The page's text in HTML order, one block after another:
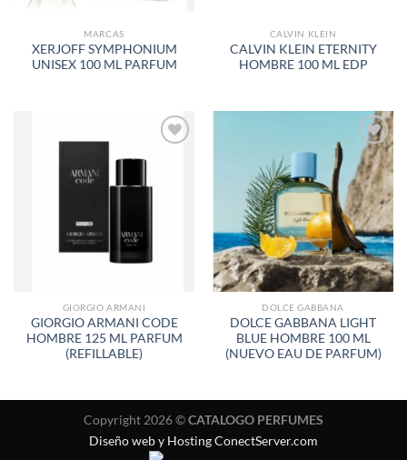
MARCAS
XERJOFF SYMPHONIUM
UNISEX 100 ML PARFUM
CALVIN KLEIN
CALVIN KLEIN ETERNITY
HOMBRE 100 ML EDP
AÑADIR
LISTA
GIORGIO ARMANI
GIORGIO ARMANI CODE
HOMBRE 125 ML PARFUM
(REFILLABLE)
AÑADIR
A LA
LISTA
DE
DESEOS
DOLCE GABBANA
DOLCE GABBANA LIGHT
BLUE HOMBRE 100 ML
(NUEVO EAU DE PARFUM)
Copyright 2026 ©CATALOGO PERFUMES
Diseño web y Hosting ConectServer.com